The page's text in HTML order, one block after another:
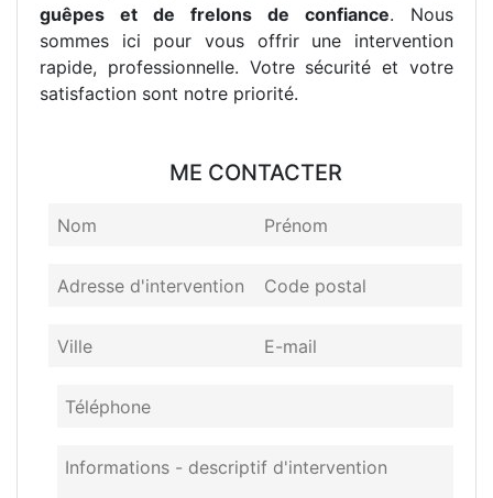
guêpes et de frelons de confiance. Nous
sommes ici pour vous offrir une intervention
rapide, professionnelle. Votre sécurité et votre
satisfaction sont notre priorité.
ME CONTACTER